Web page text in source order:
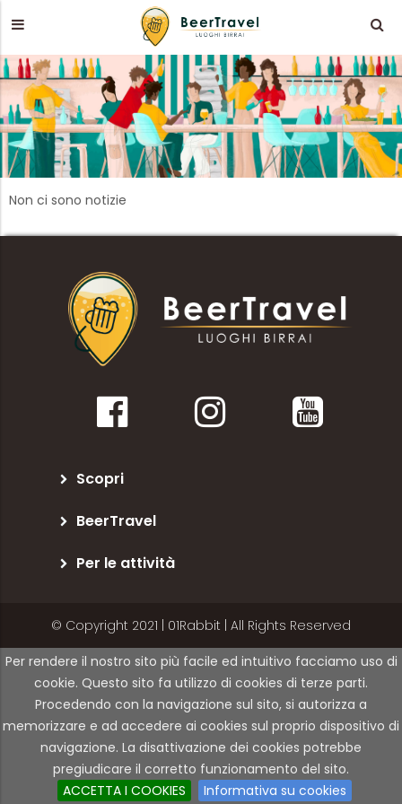
Per rendere il nostro sito più facile ed intuitivo facciamo uso di
cookie. Questo sito fa utilizzo di cookies di terze parti.
Procedendo con la navigazione sul sito, si autorizza a
memorizzare e ad accedere ai cookies sul proprio dispositivo di
navigazione. La disattivazione dei cookies potrebbe
pregiudicare il corretto funzionamento del sito.
ACCETTA I COOKIES
Informativa su cookies
Non ci sono notizie
Scopri
BeerTravel
Per le attività
© Copyright 2021 | 01Rabbit | All Rights Reserved